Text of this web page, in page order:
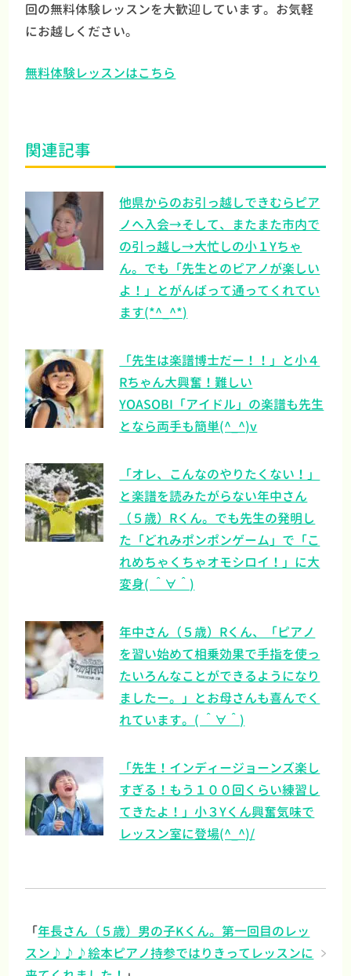
回の無料体験レッスンを大歓迎しています。お気軽
にお越しください。
無料体験レッスンはこちら
関連記事
他県からのお引っ越しできむらピア
ノへ入会→そして、またまた市内で
の引っ越し→大忙しの小１Yちゃ
ん。でも「先生とのピアノが楽しい
よ！」とがんばって通ってくれてい
ます(*^_^*)
「先生は楽譜博士だー！！」と小４
Rちゃん大興奮！難しい
YOASOBI「アイドル」の楽譜も先生
となら両手も簡単(^_^)v
「オレ、こんなのやりたくない！」
と楽譜を読みたがらない年中さん
（５歳）Rくん。でも先生の発明し
た「どれみポンポンゲーム」で「こ
れめちゃくちゃオモシロイ！」に大
変身( ＾∀＾)
年中さん（５歳）Rくん、「ピアノ
を習い始めて相乗効果で手指を使っ
たいろんなことができるようになり
ましたー。」とお母さんも喜んでく
れています。( ＾∀＾)
「先生！インディージョーンズ楽し
すぎる！もう１００回くらい練習し
てきたよ！」小３Yくん興奮気味で
レッスン室に登場(^_^)/
「年長さん（５歳）男の子Kくん。第一回目のレッ
スン♪♪♪絵本ピアノ持参ではりきってレッスンに